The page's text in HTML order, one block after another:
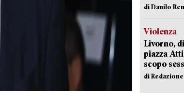
di Danilo
Violenza
Livorno,
piazza
scopo
di